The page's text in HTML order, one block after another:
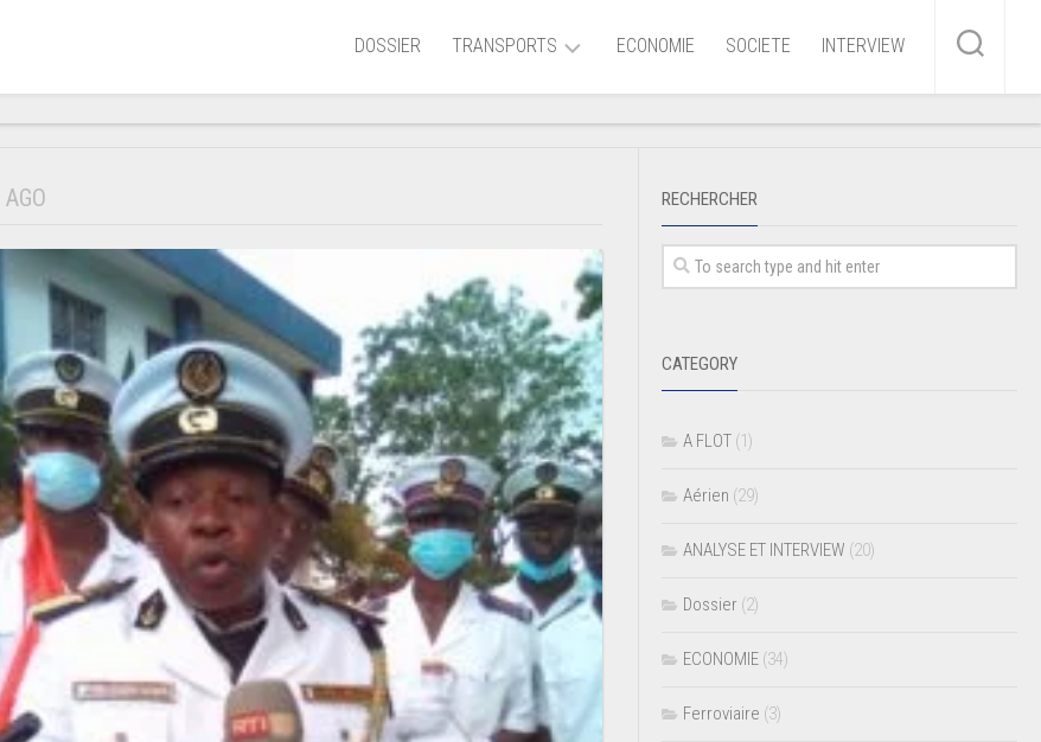
DOSSIER TRANSPORTS
Aérien
Ferroviaire
Lagunaire
ECONOMIE SOCIETE INTERVIEW
AGO RECHERCHER
CATEGORY
A FLOT (1)
Aérien (29)
ANALYSE ET INTERVIEW (20)
Dossier (2)
ECONOMIE (34)
Ferroviaire (3)